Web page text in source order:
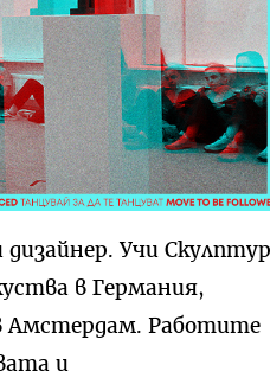
Учи
в Германия,
Амстердам. Работите
и